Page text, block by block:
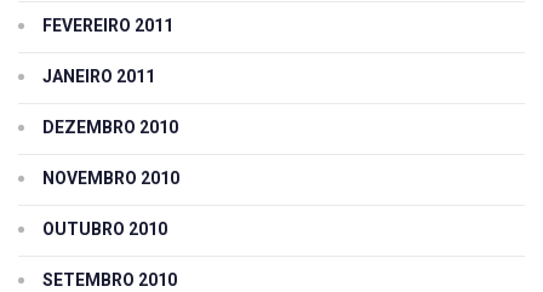
FEVEREIRO 2011
JANEIRO 2011
DEZEMBRO 2010
NOVEMBRO 2010
OUTUBRO 2010
SETEMBRO 2010